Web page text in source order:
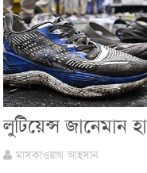
লুটিয়েন্স জানেমান
মাসকাওয়াথ আহসান